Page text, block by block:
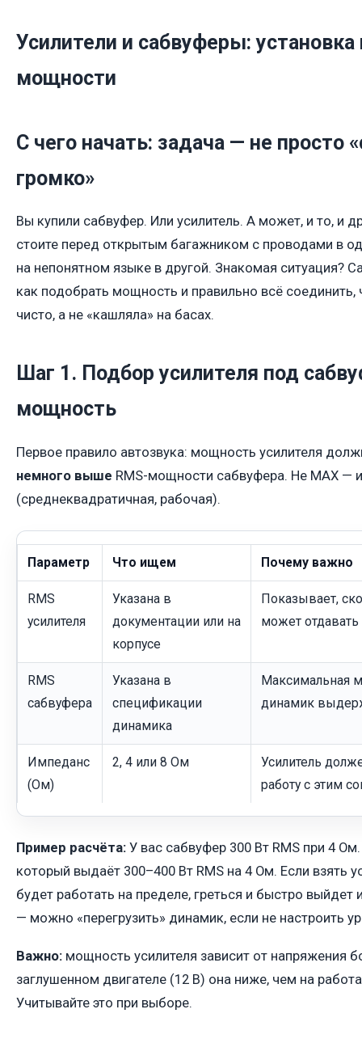
Усилители и сабвуферы: установка
мощности
С чего начать: задача — не просто
громко»
Вы купили сабвуфер. Или усилитель. А может, и то, и
стоите перед открытым багажником с проводами в
на непонятном языке в другой. Знакомая ситуация?
как подобрать мощность и правильно всё соединить,
чисто, а не «кашляла» на басах.
Шаг 1. Подбор усилителя под
мощность
Первое правило автозвука: мощность усилителя
немного выше RMS-мощности сабвуфера. Не MAX —
(среднеквадратичная, рабочая).
Параметр Что ищем Почему важно
RMS
усилителя
Указана в
документации или на
корпусе
Показывает,
может отдавать
RMS
сабвуфера
Указана в
спецификации
динамика
Максимальная
динамик
Импеданс
(Ом)
2, 4 или 8 Ом
Усилитель
работу с этим
Пример расчёта: У вас сабвуфер 300 Вт RMS при 4
который выдаёт 300–400 Вт RMS на 4 Ом. Если взять
будет работать на пределе, греться и быстро выйдет
— можно «перегрузить» динамик, если не настроить
Важно: мощность усилителя зависит от напряжения
заглушенном двигателе (12 В) она ниже, чем на
Учитывайте это при выборе.